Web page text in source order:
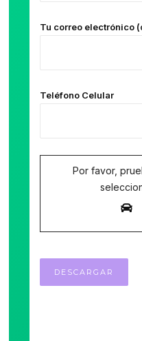
Tu correo electrónico
Teléfono Celular
Por favor,